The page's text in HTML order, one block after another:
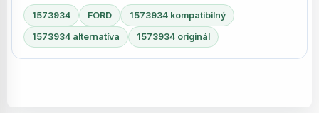
1573934 FORD 1573934 kompatibilný
1573934 alternatíva 1573934 originál